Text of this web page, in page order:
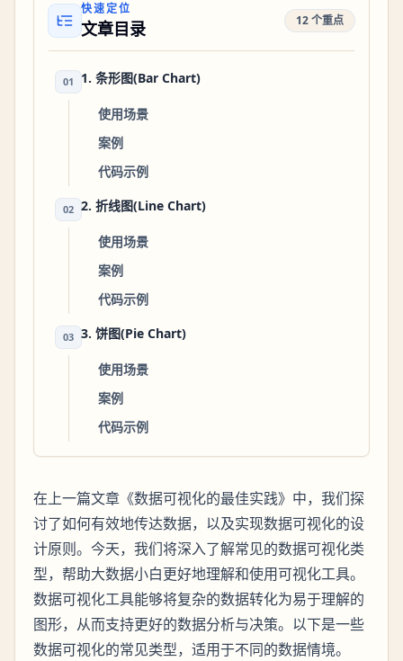
快速定位
文章目录 12 个重点
01 1. 条形图(Bar Chart)
使用场景
案例
代码示例
02 2. 折线图(Line Chart)
使用场景
案例
代码示例
03 3. 饼图(Pie Chart)
使用场景
案例
代码示例
在上一篇文章《数据可视化的最佳实践》中，我们探
讨了如何有效地传达数据，以及实现数据可视化的设
计原则。今天，我们将深入了解常见的数据可视化类
型，帮助大数据小白更好地理解和使用可视化工具。
数据可视化工具能够将复杂的数据转化为易于理解的
图形，从而支持更好的数据分析与决策。以下是一些
数据可视化的常见类型，适用于不同的数据情境。